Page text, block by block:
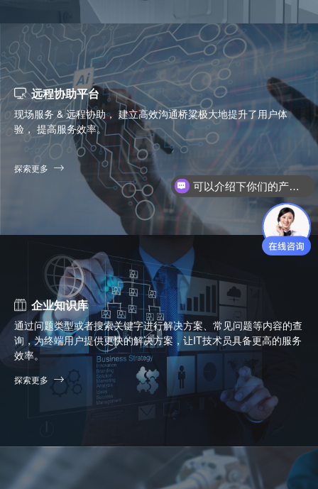
远程协助平台
现场服务 & 远程协助， 建立高效沟通桥粱极大地提升了用户体
验， 提高服务效率。
探索更多
企业知识库
通过问题类型或者搜索关键字进行解决方案、常见问题等内容的查
询，为终端用户提供更快的解决方案，让IT技术员具备更高的服务
效率。
探索更多
你们是怎么收费的呢？